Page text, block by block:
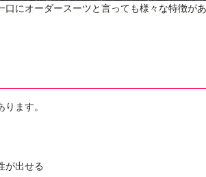
にオーダースーツと言っても様々な特徴が
ます。
が出せる